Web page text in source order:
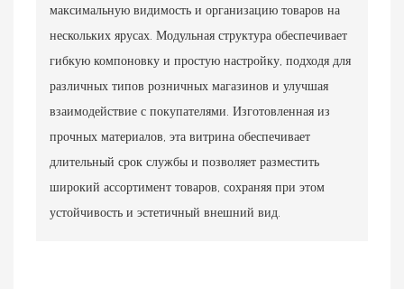
максимальную видимость и организацию товаров на
нескольких ярусах. Модульная структура обеспечивает
гибкую компоновку и простую настройку, подходя для
различных типов розничных магазинов и улучшая
взаимодействие с покупателями. Изготовленная из
прочных материалов, эта витрина обеспечивает
длительный срок службы и позволяет разместить
широкий ассортимент товаров, сохраняя при этом
устойчивость и эстетичный внешний вид.